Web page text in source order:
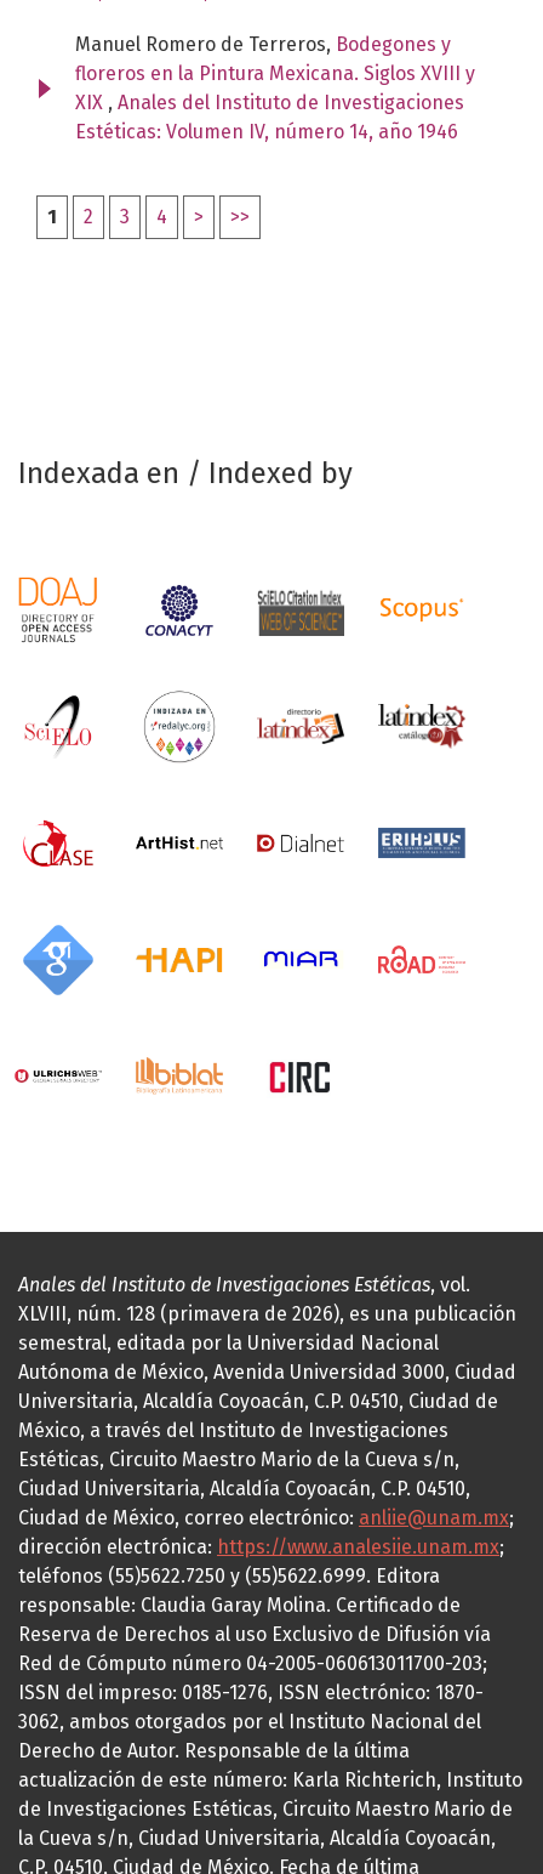
Manuel Romero de Terreros, Bodegones y
floreros en la Pintura Mexicana. Siglos XVIII y
XIX , Anales del Instituto de Investigaciones
Estéticas: Volumen IV, número 14, año 1946
1 2 3 4 > >>
Indexada en / Indexed by
Anales del Instituto de Investigaciones Estéticas, vol.
XLVIII, núm. 128 (primavera de 2026), es una publicación
semestral, editada por la Universidad Nacional
Autónoma de México, Avenida Universidad 3000, Ciudad
Universitaria, Alcaldía Coyoacán, C.P. 04510, Ciudad de
México, a través del Instituto de Investigaciones
Estéticas, Circuito Maestro Mario de la Cueva s/n,
Ciudad Universitaria, Alcaldía Coyoacán, C.P. 04510,
Ciudad de México, correo electrónico: anliie@unam.mx;
dirección electrónica: https://www.analesiie.unam.mx;
teléfonos (55)5622.7250 y (55)5622.6999. Editora
responsable: Claudia Garay Molina. Certificado de
Reserva de Derechos al uso Exclusivo de Difusión vía
Red de Cómputo número 04-2005-060613011700-203;
ISSN del impreso: 0185-1276, ISSN electrónico: 1870-
3062, ambos otorgados por el Instituto Nacional del
Derecho de Autor. Responsable de la última
actualización de este número: Karla Richterich, Instituto
de Investigaciones Estéticas, Circuito Maestro Mario de
la Cueva s/n, Ciudad Universitaria, Alcaldía Coyoacán,
C.P. 04510, Ciudad de México. Fecha de última